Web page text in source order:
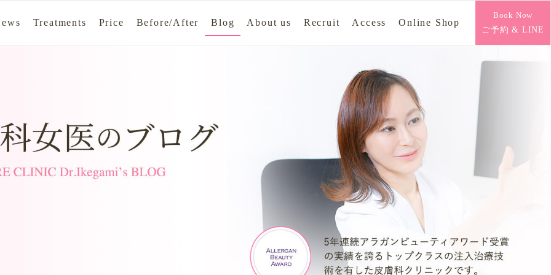
Treatments Price Before/After Blog About us Recruit Access Online Shop
Book Now
ご予約 & LINE